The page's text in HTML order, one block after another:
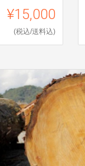
¥15,000
(税込/送料込)